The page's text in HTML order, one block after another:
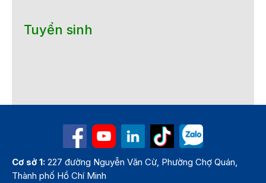
Tuyển sinh
Cơ sở 1: 227 đường Nguyễn Văn Cừ, Phường Chợ Quán,
Thành phố Hồ Chí Minh